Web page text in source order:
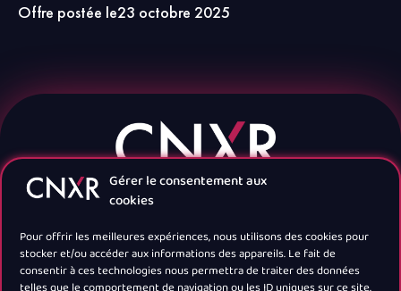
Gérer le consentement aux
cookies
Pour offrir les meilleures expériences, nous utilisons des cookies pour
stocker et/ou accéder aux informations des appareils. Le fait de
consentir à ces technologies nous permettra de traiter des données
Offre postée le23 octobre 2025